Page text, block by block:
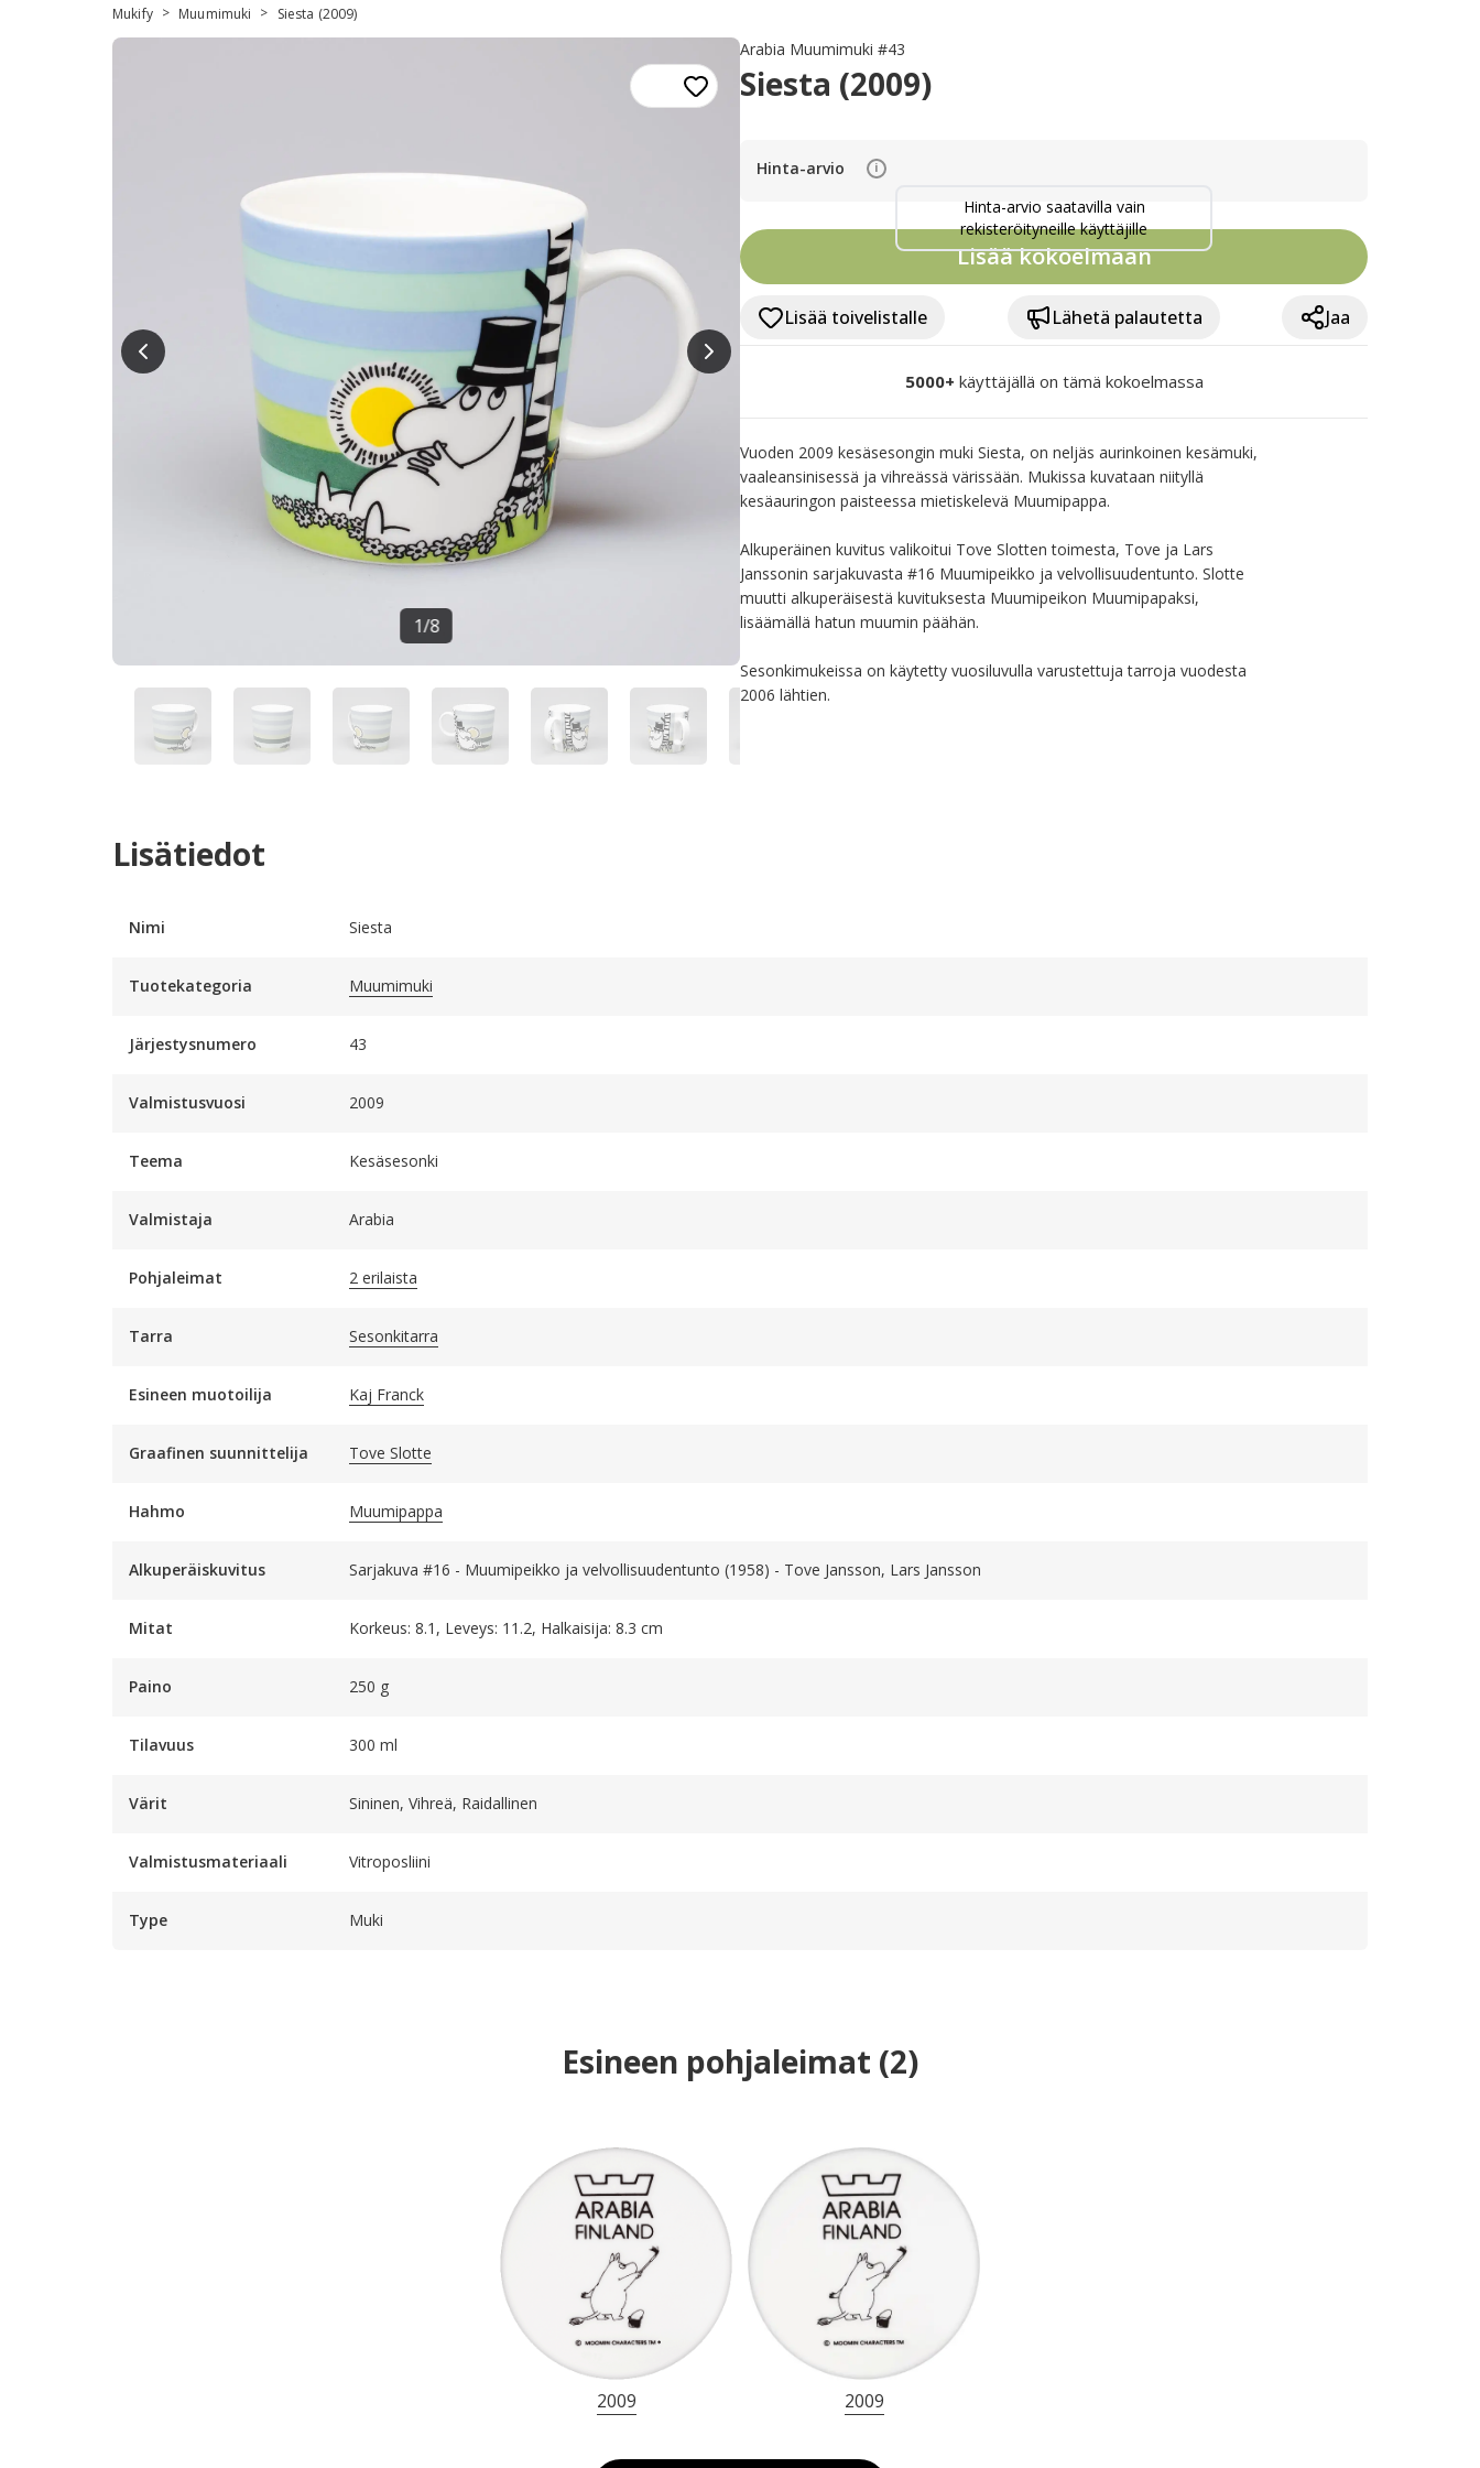
Mukify > Muumimuki > Siesta (2009)
1/8
Arabia Muumimuki #43
Siesta (2009)
Hinta-arvio i
Hinta-arvio saatavilla vain
rekisteröityneille käyttäjille
Lisää kokoelmaan
Lisää toivelistalle Lähetä palautetta Jaa
5000+ käyttäjällä on tämä kokoelmassa
Vuoden 2009 kesäsesongin muki Siesta, on neljäs aurinkoinen kesämuki,
vaaleansinisessä ja vihreässä värissään. Mukissa kuvataan niityllä
kesäauringon paisteessa mietiskelevä Muumipappa.
Alkuperäinen kuvitus valikoitui Tove Slotten toimesta, Tove ja Lars
Janssonin sarjakuvasta #16 Muumipeikko ja velvollisuudentunto. Slotte
muutti alkuperäisestä kuvituksesta Muumipeikon Muumipapaksi,
lisäämällä hatun muumin päähän.
Sesonkimukeissa on käytetty vuosiluvulla varustettuja tarroja vuodesta
2006 lähtien.
Lisätiedot
Nimi Siesta
Tuotekategoria Muumimuki
Järjestysnumero 43
Valmistusvuosi 2009
Teema Kesäsesonki
Valmistaja Arabia
Pohjaleimat 2 erilaista
Tarra Sesonkitarra
Esineen muotoilija Kaj Franck
Graafinen suunnittelija Tove Slotte
Hahmo Muumipappa
Alkuperäiskuvitus Sarjakuva #16 - Muumipeikko ja velvollisuudentunto (1958) - Tove Jansson, Lars Jansson
Mitat Korkeus: 8.1, Leveys: 11.2, Halkaisija: 8.3 cm
Paino 250 g
Tilavuus 300 ml
Värit Sininen, Vihreä, Raidallinen
Valmistusmateriaali Vitroposliini
Type Muki
Esineen pohjaleimat (2)
2009 2009